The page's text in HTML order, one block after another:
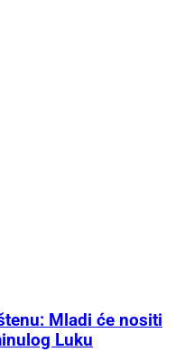
Mladi će nositi
Luku